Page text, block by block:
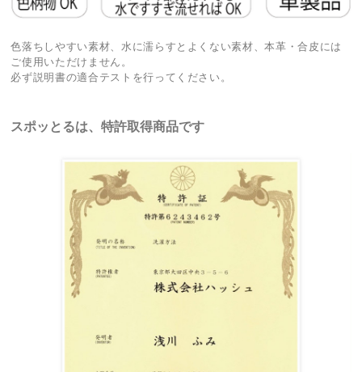
色落ちしやすい素材、水に濡らすとよくない素材、本革・合皮には
ご使用いただけません。
必ず説明書の適合テストを行ってください。
スポッとるは、特許取得商品です